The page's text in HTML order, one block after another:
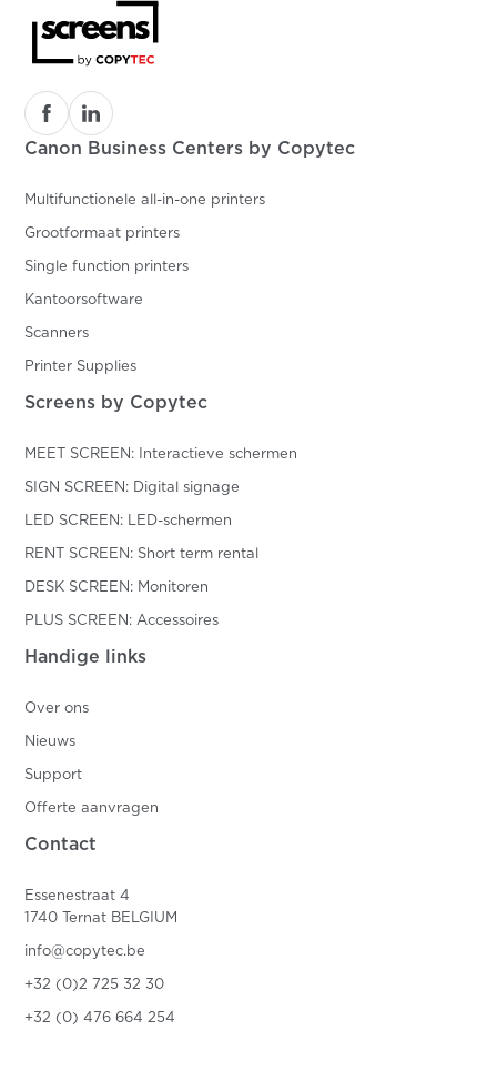
Canon Business Centers by Copytec
Multifunctionele all-in-one printers
Grootformaat printers
Single function printers
Kantoorsoftware
Scanners
Printer Supplies
Screens by Copytec
MEET SCREEN: Interactieve schermen
SIGN SCREEN: Digital signage
LED SCREEN: LED-schermen
RENT SCREEN: Short term rental
DESK SCREEN: Monitoren
PLUS SCREEN: Accessoires
Handige links
Over ons
Nieuws
Support
Offerte aanvragen
Contact
Essenestraat 4
1740 Ternat BELGIUM
info@copytec.be
+32 (0)2 725 32 30
+32 (0) 476 664 254